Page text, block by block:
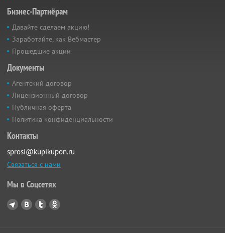
Бизнес-Партнёрам
Давайте сделаем акцию!
Заработайте, как Вебмастер
Прошедшие акции
Документы
Агентский договор
Лицензионный договор
Публичная оферта
Политика конфиденциальности
Контакты
sprosi@kupikupon.ru
Связаться с нами
Мы в Соцсетях